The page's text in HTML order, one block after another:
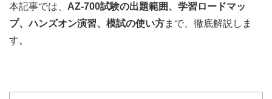
本記事では、 AZ‑700試験の出題範囲、学習ロードマッ
プ、ハンズオン演習、模試の使い方まで、徹底解説しま
す。